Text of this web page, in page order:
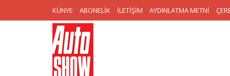
KÜNYE ABONELİK İLETİŞİM AYDINLATMA METNİ